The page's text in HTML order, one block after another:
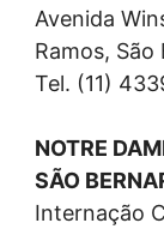
Avenida
Ramos,
Tel. (11)
NOTRE
SÃO
Internação